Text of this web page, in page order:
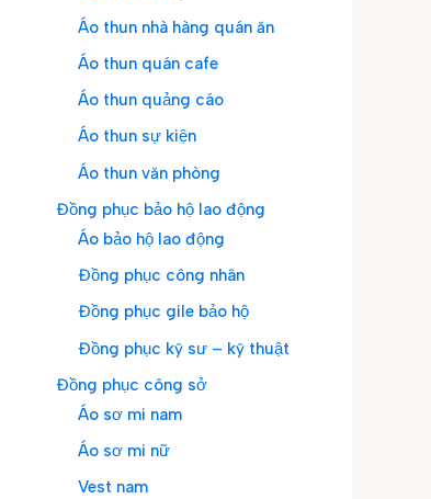
Áo thun nhà hàng quán ăn
Áo thun quán cafe
Áo thun quảng cáo
Áo thun sự kiện
Áo thun văn phòng
Đồng phục bảo hộ lao động
Áo bảo hộ lao động
Đồng phục công nhân
Đồng phục gile bảo hộ
Đồng phục kỹ sư – kỹ thuật
Đồng phục công sở
Áo sơ mi nam
Áo sơ mi nữ
Vest nam